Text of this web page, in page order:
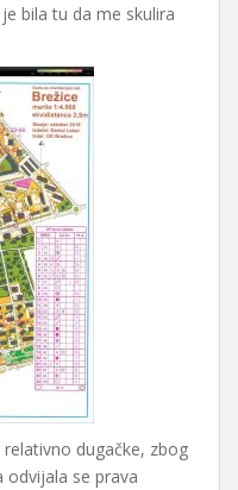
bila tu da me skulira
dugačke, zbog
odvijala se prava